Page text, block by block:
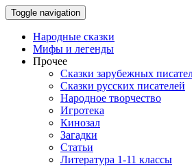
Toggle navigation
Народные сказки
Мифы и легенды
Прочее
Сказки зарубежных
Сказки русских писателей
Народное творчество
Игротека
Кинозал
Загадки
Статьи
Литература 1-11 классы